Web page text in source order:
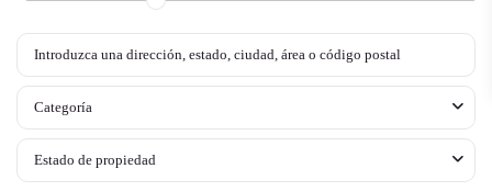
Categoría
Estado de propiedad